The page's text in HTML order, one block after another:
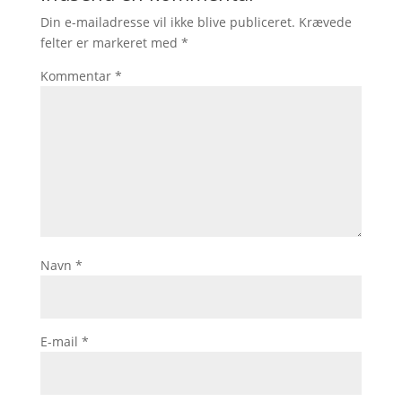
Din e-mailadresse vil ikke blive publiceret. Krævede
felter er markeret med *
Kommentar *
Navn *
E-mail *